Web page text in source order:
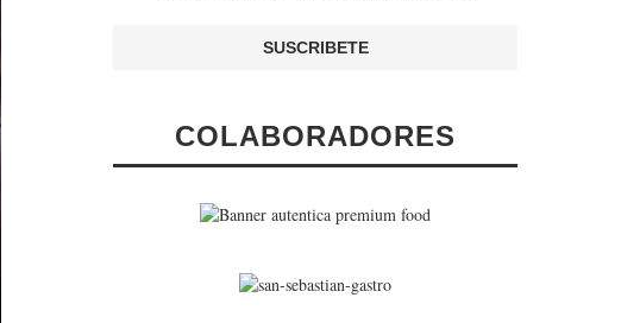
COLABORADORES